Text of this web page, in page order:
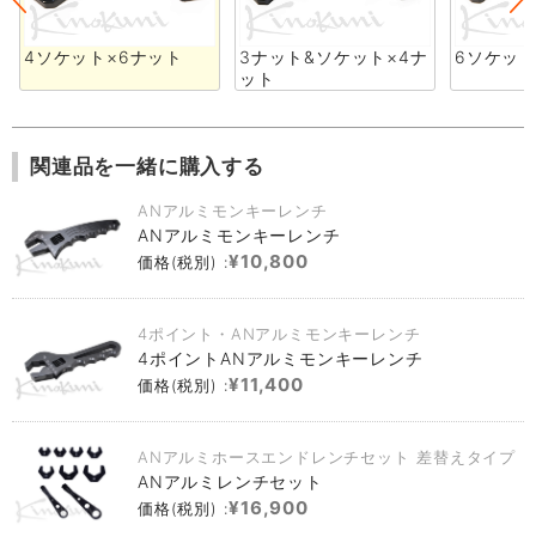
4ソケット×6ナット
3ナット&ソケット×4ナ
ット
6ソケッ
関連品を一緒に購入する
ANアルミモンキーレンチ
ANアルミモンキーレンチ
価格(税別) :¥10,800
4ポイント・ANアルミモンキーレンチ
4ポイントANアルミモンキーレンチ
価格(税別) :¥11,400
ANアルミホースエンドレンチセット 差替えタイプ
ANアルミレンチセット
価格(税別) :¥16,900